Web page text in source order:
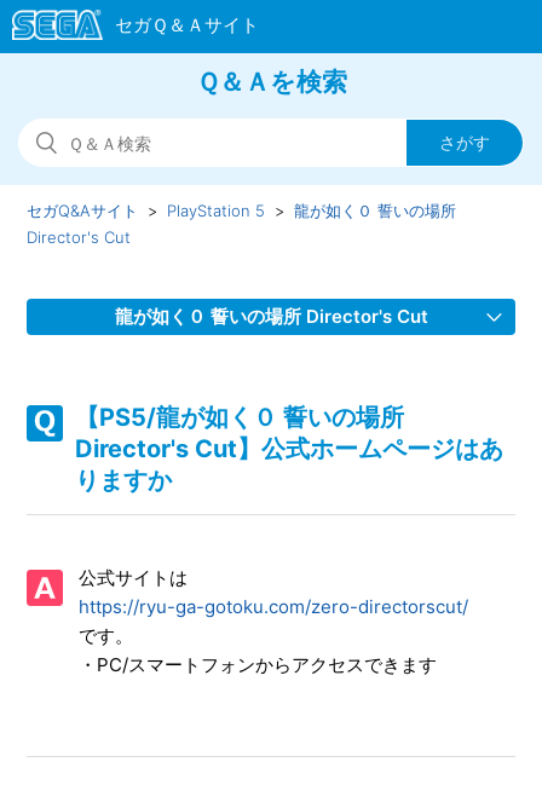
Ｑ＆Ａを検索
セガQ&Aサイト PlayStation 5
龍が如く０ 誓いの場所
Director's Cut
龍が如く０ 誓いの場所 Director's Cut
ヒートゲージが溜まらなくなる等の効果をもつ装備品はあり
ますか
【PS5/龍が如く０ 誓いの場所 Director's Cut】Steam版の問
い合わせ先はどこですか
【PS5/龍が如く０ 誓いの場所 Director's Cut】取扱説明書
（マニュアル）はありますか
【PS5/龍が如く０ 誓いの場所 Director's Cut】プレイ動画や
【PS5/龍が如く０ 誓いの場所
Director's Cut】公式ホームページはあ
りますか
公式サイトは
https://ryu-ga-gotoku.com/zero-directorscut/
です。
・PC/スマートフォンからアクセスできます